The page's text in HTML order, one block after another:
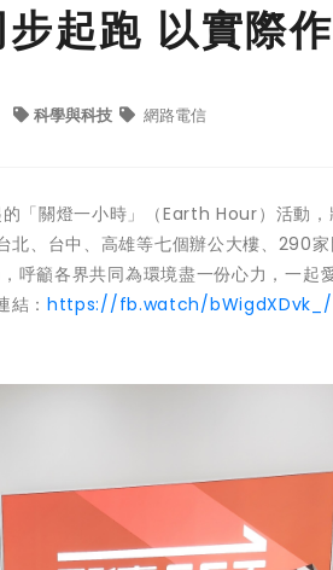
步起跑 以實際
科學與科技 網路電信
「關燈一小時」（Earth Hour）活動
、台中、高雄等七個辦公大樓、290
呼籲各界共同為環境盡一份心力，一起
： https://fb.watch/bWigdXDvk_/